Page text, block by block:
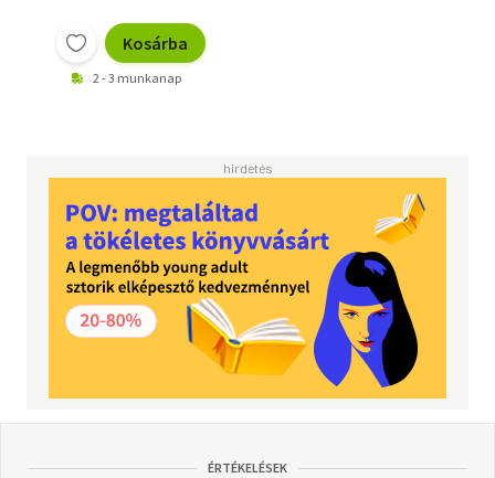
Kosárba
2 - 3 munkanap
ÉRTÉKELÉSEK